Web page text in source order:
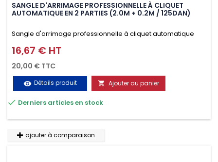
SANGLE D'ARRIMAGE PROFESSIONNELLE À CLIQUET
AUTOMATIQUE EN 2 PARTIES (2.0M + 0.2M / 125DAN)
Sangle d'arrimage professionnelle à cliquet automatique
avec crochet deux doigts soudés en J en 2 parties (2.0M +
0.2M / 125daN), simple et rapide d'utilisation. Permet
d'arrimer et de sécuriser vos chargements pendant le
transport. Matière polyester très résistante aux UV et aux
variations de températures, n'absorbe pas l'eau.
Prix
16,67 € HT
20,00 € TTC
visibility Détails produit  Ajouter au panier
 Derniers articles en stock
ajouter à comparaison